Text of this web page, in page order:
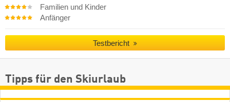
Familien und Kinder
Anfänger
Testbericht
Tipps für den Skiurlaub